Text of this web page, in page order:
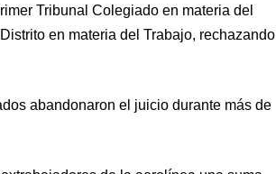
Tribunal Colegiado en materia del
en materia del Trabajo, rechazando
abandonaron el juicio durante más de